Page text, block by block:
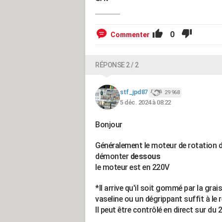
Commenter 0
RÉPONSE 2 / 2
stf_jpd87 29 968
5 déc. 2024 à 08:22
Bonjour
Généralement le moteur de rotation
démonter dessous
le moteur est en 220V
*Il arrive qu'il soit gommé par la
vaseline ou un dégrippant suffit à le
Il peut être contrôlé en direct sur du